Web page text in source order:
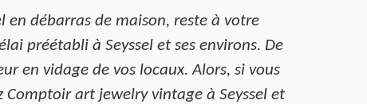
débarras de maison, reste à votre
préétabli à Seyssel et ses environs. De
en vidage de vos locaux. Alors, si vous
art jewelry vintage à Seyssel et